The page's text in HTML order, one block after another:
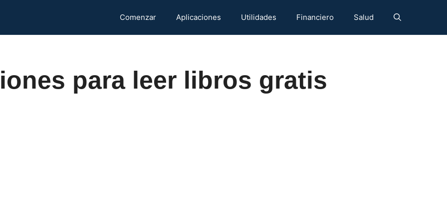
Comenzar Aplicaciones Utilidades Financiero Salud
para leer libros gratis